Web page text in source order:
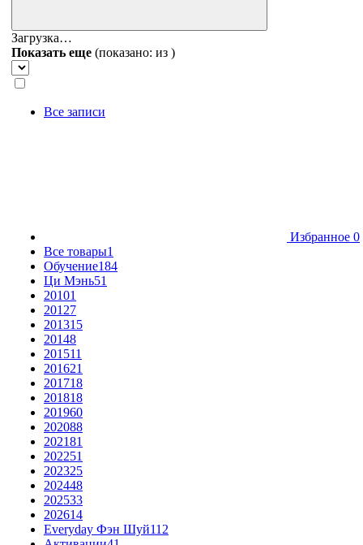
Загрузка…
Показать еще (показано: из )
Все записи
Избранное 0
Все товары1
Обучение184
Ци Мэнь51
20101
20127
201315
20148
201511
201621
201718
201818
201960
202088
202181
202251
202325
202448
202533
202614
Everyday Фэн Шуй112